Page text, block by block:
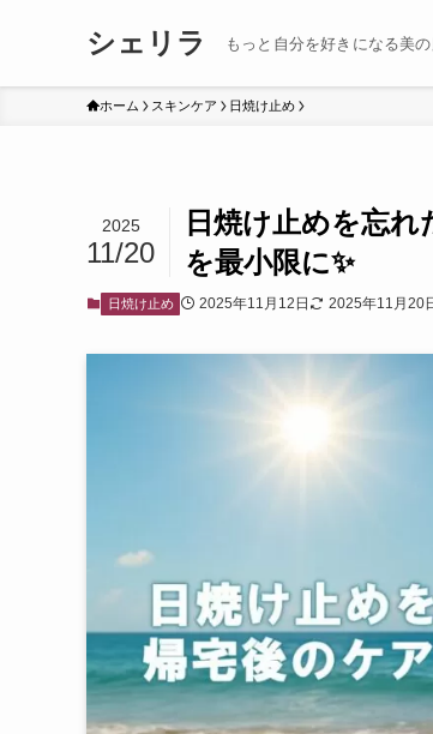
シェリラ もっと自分を好きになる美の
ホーム スキンケア 日焼け止め
日焼け止めを忘
を最小限に✨
2025
11/20
日焼け止め 2025年11月12日 2025年11月20